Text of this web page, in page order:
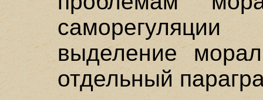
выделение
отдельный